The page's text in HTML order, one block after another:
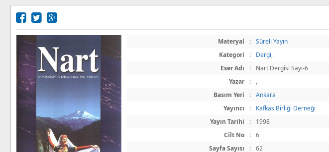
Materyal :
Süreli Yayın
Kategori
: Dergi,
Eser Adı
:
Nart Dergisi Sayı-6
Yazar
:
,
Basım Yeri
:
Ankara
Yayıncı
:
Kafkas Birliği Derneği
Yayın Tarihi
:
1998
Cilt No
:
6
Sayfa Sayısı
:
62